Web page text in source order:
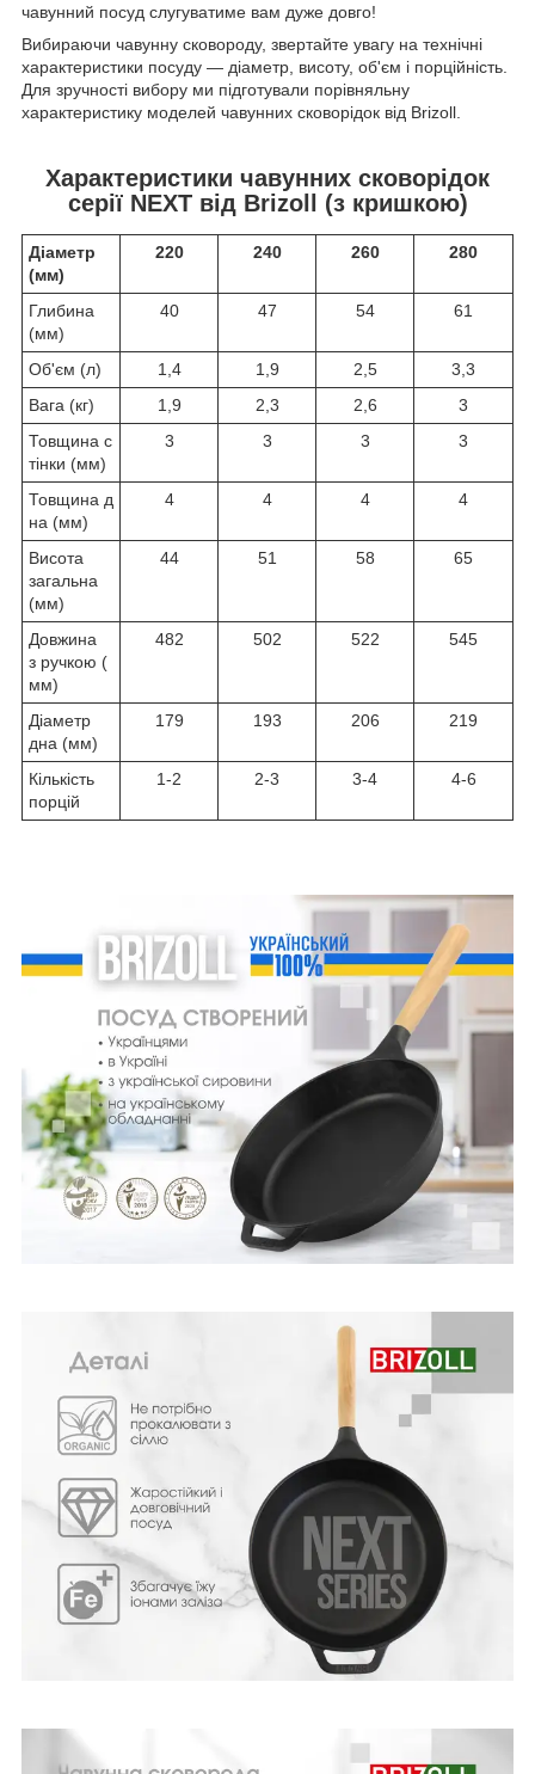
чавунний посуд слугуватиме вам дуже довго!
Вибираючи чавунну сковороду, звертайте увагу на технічні
характеристики посуду — діаметр, висоту, об'єм і порційність.
Для зручності вибору ми підготували порівняльну
характеристику моделей чавунних сковорідок від Brizoll.
Характеристики чавунних сковорідок
серії NEXT від Brizoll (з кришкою)
Діаметр
(мм)
220 240 260 280
Глибина
(мм)
40 47 54 61
Об'єм (л) 1,4 1,9 2,5
3,3
Вага (кг)
1,9 2,3 2,6
3
Товщина с
тінки (мм)
3 3 3 3
Товщина д
на (мм)
4 4 4 4
Висота
загальна
(мм)
44 51 58 65
Довжина
з ручкою (
мм)
482 502 522 545
Діаметр
дна (мм)
179 193 206 219
Кількість
порцій
1-2 2-3 3-4 4-6